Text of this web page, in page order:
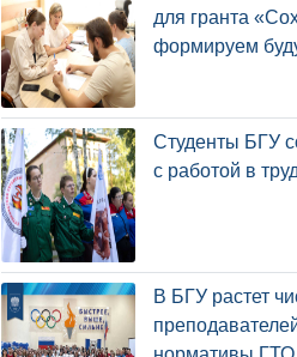
для гранта
формируем
Студенты БГУ
с работой в
В БГУ растет